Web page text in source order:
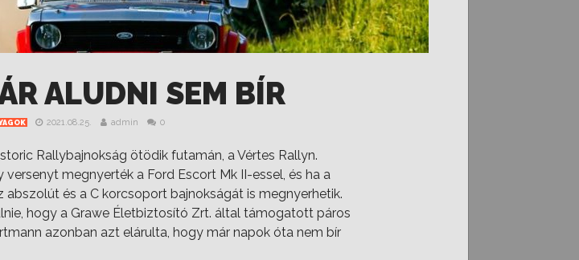
ALUDNI SEM BÍR
2021.08.25. admin 0
Rallybajnokság ötödik futamán, a Vértes Rallyn.
megnyerték a Ford Escort Mk II-essel, és ha a
abszolút és a C korcsoport bajnokságát is megnyerhetik.
hogy a Grawe Életbiztosító Zrt. által támogatott páros
azonban azt elárulta, hogy már napok óta nem bír